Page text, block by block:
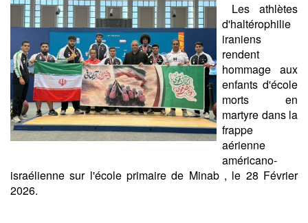
Les athlètes
d'haltérophilie
iraniens
rendent
hommage aux
enfants d'école
morts en
martyre dans la
frappe
aérienne
américano-
israélienne sur l'école primaire de Minab , le 28 Février
2026.